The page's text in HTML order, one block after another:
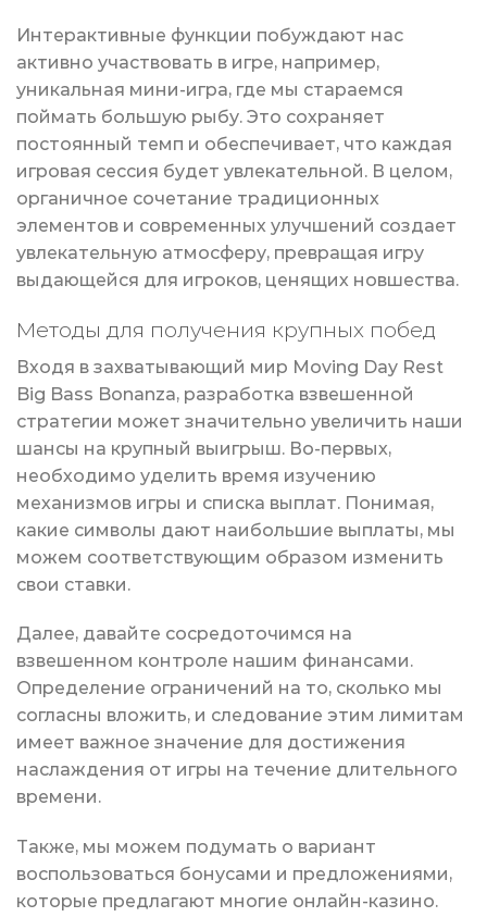
Интерактивные функции побуждают нас
активно участвовать в игре, например,
уникальная мини-игра, где мы стараемся
поймать большую рыбу. Это сохраняет
постоянный темп и обеспечивает, что каждая
игровая сессия будет увлекательной. В целом,
органичное сочетание традиционных
элементов и современных улучшений создает
увлекательную атмосферу, превращая игру
выдающейся для игроков, ценящих новшества.
Методы для получения крупных побед
Входя в захватывающий мир Moving Day Rest
Big Bass Bonanza, разработка взвешенной
стратегии может значительно увеличить наши
шансы на крупный выигрыш. Во-первых,
необходимо уделить время изучению
механизмов игры и списка выплат. Понимая,
какие символы дают наибольшие выплаты, мы
можем соответствующим образом изменить
свои ставки.
Далее, давайте сосредоточимся на
взвешенном контроле нашим финансами.
Определение ограничений на то, сколько мы
согласны вложить, и следование этим лимитам
имеет важное значение для достижения
наслаждения от игры на течение длительного
времени.
Также, мы можем подумать о вариант
воспользоваться бонусами и предложениями,
которые предлагают многие онлайн-казино.